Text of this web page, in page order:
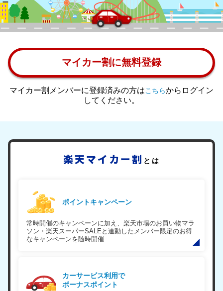
マイカー割に無料登録
マイカー割メンバーに登録済みの方はこちらからログイン
してください。
楽天マイカー割 とは
ポイントキャンペーン
常時開催のキャンペーンに加え、楽天市場のお買い物マラ
ソン・楽天スーパーSALEと連動したメンバー限定のお得
なキャンペーンを随時開催
カーサービス利用で
ボーナスポイント